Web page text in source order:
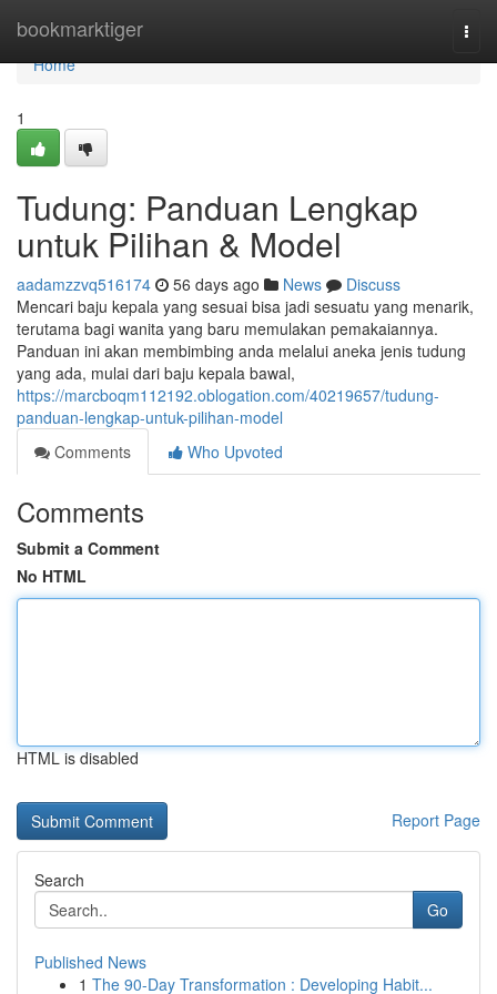
bookmarktiger
Home
Home
1
Tudung: Panduan Lengkap
untuk Pilihan & Model
aadamzzvq516174 56 days ago News
Discuss
Mencari baju kepala yang sesuai bisa jadi sesuatu yang menarik,
terutama bagi wanita yang baru memulakan pemakaiannya.
Panduan ini akan membimbing anda melalui aneka jenis tudung
yang ada, mulai dari baju kepala bawal,
https://marcboqm112192.oblogation.com/40219657/tudung-
panduan-lengkap-untuk-pilihan-model
Comments
Who Upvoted
Comments
Submit a Comment
No HTML
HTML is disabled
Report Page
Search
Go
Published News
1 The 90-Day Transformation : Developing Habit...